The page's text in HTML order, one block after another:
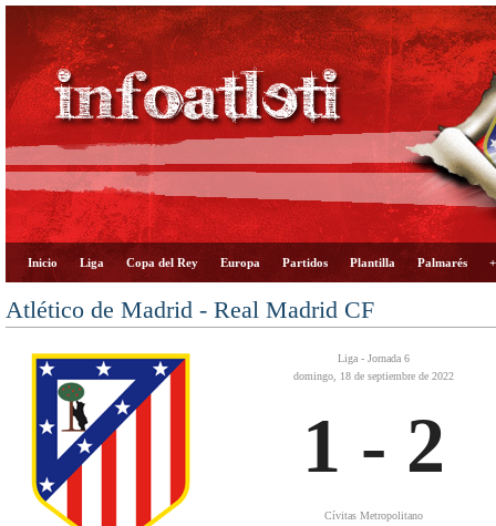
Inicio Liga Copa del Rey Europa Partidos Plantilla Palmarés
Atlético de Madrid - Real Madrid CF
Liga - Jornada 6
domingo, 18 de septiembre de 2022
1 - 2
Cívitas Metropolitano